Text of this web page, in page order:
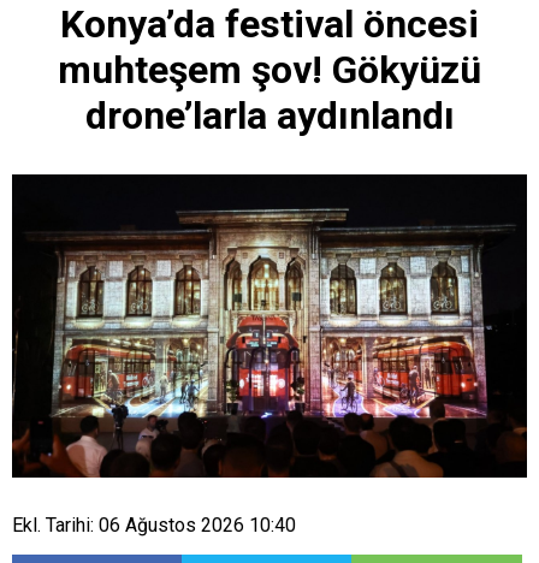
Konya’da festival öncesi
muhteşem şov! Gökyüzü
drone’larla aydınlandı
Ekl. Tarihi: 06 Ağustos 2026 10:40